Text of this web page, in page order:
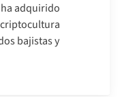
adquirido
bajistas y